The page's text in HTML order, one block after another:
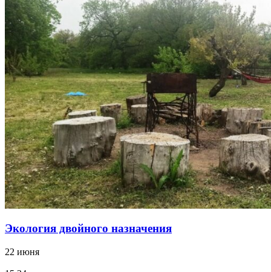
Экология двойного назначения
22 июня